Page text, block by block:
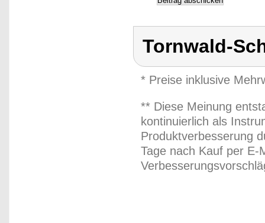
Tornwald-
* Preise inklusive
** Diese Meinung
kontinuierlich als
Produktverbesserung
Tage nach Kauf per E-